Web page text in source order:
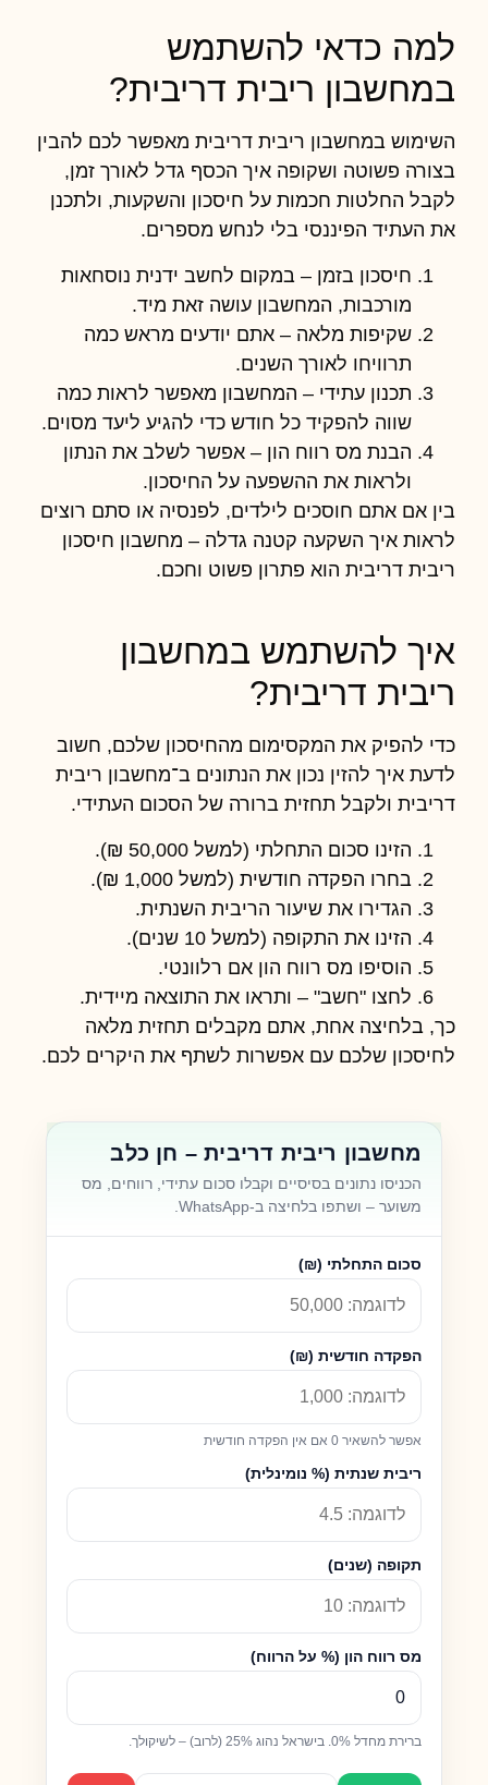
למה כדאי להשתמש
במחשבון ריבית דריבית?
השימוש במחשבון ריבית דריבית מאפשר לכם להבין
בצורה פשוטה ושקופה איך הכסף גדל לאורך זמן,
לקבל החלטות חכמות על חיסכון והשקעות, ולתכנן
את העתיד הפיננסי בלי לנחש מספרים.
חיסכון בזמן – במקום לחשב ידנית נוסחאות
מורכבות, המחשבון עושה זאת מיד.
שקיפות מלאה – אתם יודעים מראש כמה
תרוויחו לאורך השנים.
תכנון עתידי – המחשבון מאפשר לראות כמה
שווה להפקיד כל חודש כדי להגיע ליעד מסוים.
הבנת מס רווח הון – אפשר לשלב את הנתון
ולראות את ההשפעה על החיסכון.
בין אם אתם חוסכים לילדים, לפנסיה או סתם רוצים
לראות איך השקעה קטנה גדלה – מחשבון חיסכון
ריבית דריבית הוא פתרון פשוט וחכם.
איך להשתמש במחשבון
ריבית דריבית?
כדי להפיק את המקסימום מהחיסכון שלכם, חשוב
לדעת איך להזין נכון את הנתונים ב־מחשבון ריבית
דריבית ולקבל תחזית ברורה של הסכום העתידי.
הזינו סכום התחלתי (למשל 50,000 ₪).
בחרו הפקדה חודשית (למשל 1,000 ₪).
הגדירו את שיעור הריבית השנתית.
הזינו את התקופה (למשל 10 שנים).
הוסיפו מס רווח הון אם רלוונטי.
לחצו "חשב" – ותראו את התוצאה מיידית.
כך, בלחיצה אחת, אתם מקבלים תחזית מלאה
לחיסכון שלכם עם אפשרות לשתף את היקרים לכם.
מחשבון ריבית דריבית – חן כלב
הכניסו נתונים בסיסיים וקבלו סכום עתידי, רווחים, מס
משוער – ושתפו בלחיצה ב-WhatsApp.
סכום התחלתי (₪)
הפקדה חודשית (₪)
אפשר להשאיר 0 אם אין הפקדה חודשית
ריבית שנתית (% נומינלית)
תקופה (שנים)
מס רווח הון (% על הרווח)
ברירת מחדל 0%. בישראל נהוג 25% (לרוב) – לשיקולך.